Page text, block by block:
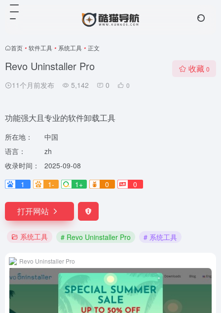
首页 • 软件工具 • 系统工具 • 正文
Revo Uninstaller Pro
11个月前发布 5,142 0 0
收藏 0
功能强大且专业的软件卸载工具
所在地：
中国
语言：
zh
收录时间：
2025-09-08
1
1- 1+ 0 0
打开网站
系统工具 # Revo Uninstaller Pro # 系统工具
Revo Uninstaller Pro